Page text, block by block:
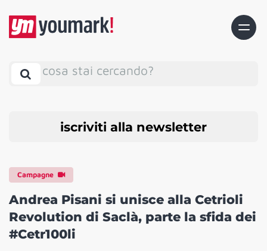
cosa stai cercando?
iscriviti alla newsletter
Campagne
Andrea Pisani si unisce alla Cetrioli
Revolution di Saclà, parte la sfida dei
#Cetr100li